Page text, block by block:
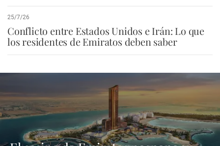
25/7/26
Conflicto entre Estados Unidos e Irán: Lo que
los residentes de Emiratos deben saber